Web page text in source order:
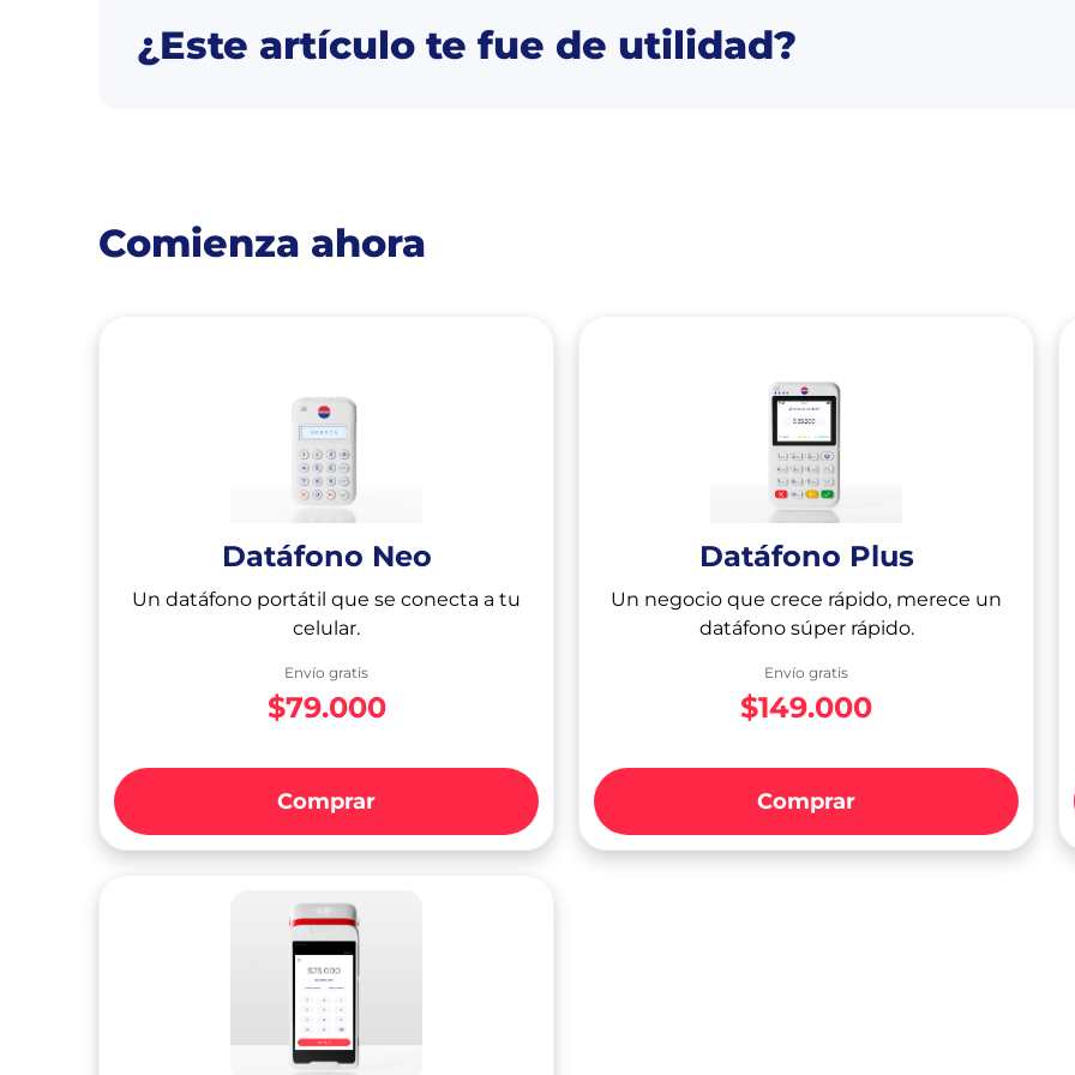
¿Este artículo te fue de utilidad?
Comienza ahora
Datáfono Neo
Un datáfono portátil que se conecta a tu
celular.
Envío gratis
$79.000
Comprar
Datáfono Plus
Un negocio que crece rápido, merece un
datáfono súper rápido.
Envío gratis
$149.000
Comprar